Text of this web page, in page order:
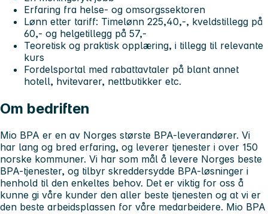
Erfaring fra helse- og omsorgssektoren
Lønn etter tariff: Timelønn 225,40,-, kveldstillegg på
60,- og helgetillegg på 57,-
Teoretisk og praktisk opplæring, i tillegg til relevante
kurs
Fordelsportal med rabattavtaler på blant annet
hotell, hvitevarer, nettbutikker etc.
Om bedriften
Mio BPA er en av Norges største BPA-leverandører. Vi
har lang og bred erfaring, og leverer tjenester i over 150
norske kommuner. Vi har som mål å levere Norges beste
BPA-tjenester, og tilbyr skreddersydde BPA-løsninger i
henhold til den enkeltes behov. Det er viktig for oss å
kunne gi våre kunder den aller beste tjenesten og at vi er
den beste arbeidsplassen for våre medarbeidere. Mio BPA